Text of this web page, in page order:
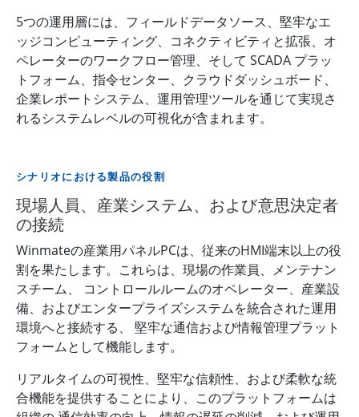
5つの運用層には、フィールドデータソース、堅牢なエ
ッジコンピューティング、コネクティビティと拡張、オ
ペレーターのワークフロー管理、そして SCADA プラッ
トフォーム、指令センター、クラウドダッシュボード、
企業レポートシステム、運用管理ツールを通じて実現さ
れるシステムレベルの可視化が含まれます。
シナリオにおける製品の役割
現場人員、産業システム、および意思決定者
の接続
Winmateの産業用パネルPCは、従来のHMI端末以上の役
割を果たします。これらは、現場の作業員、メンテナン
スチーム、 コントロールルームのオペレーター、産業設
備、およびエンタープライズシステムを統合された運用
環境へと接続する、 堅牢な通信および情報管理プラット
フォームとして機能します。
リアルタイムの可視性、堅牢な信頼性、および柔軟な統
合機能を提供することにより、このプラットフォームは